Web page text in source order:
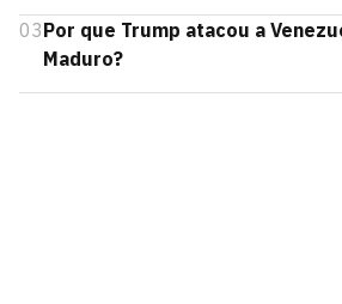
03Por que Trump atacou a
Maduro?